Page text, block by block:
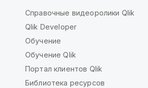
Справочные видеоролики Qlik
Qlik Developer
Обучение
Обучение Qlik
Портал клиентов Qlik
Библиотека ресурсов